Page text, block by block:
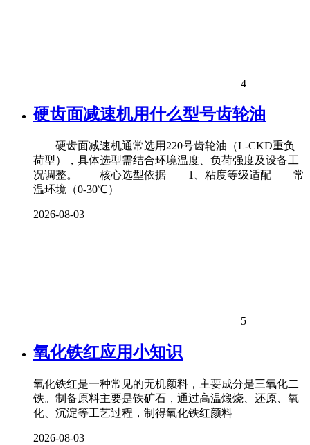
4
硬齿面减速机用什么型号齿轮油
硬齿面减速机通常选用220号齿轮油（L-CKD重负
荷型），具体选型需结合环境温度、负荷强度及设备工
况调整。 核心选型依据 1、粘度等级适配 常
温环境（0-30℃）
2026-08-03
5
氧化铁红应用小知识
氧化铁红是一种常见的无机颜料，主要成分是三氧化二
铁。制备原料主要是铁矿石，通过高温煅烧、还原、氧
化、沉淀等工艺过程，制得氧化铁红颜料
2026-08-03